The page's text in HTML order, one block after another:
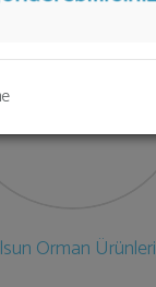
Orman Ürünleri